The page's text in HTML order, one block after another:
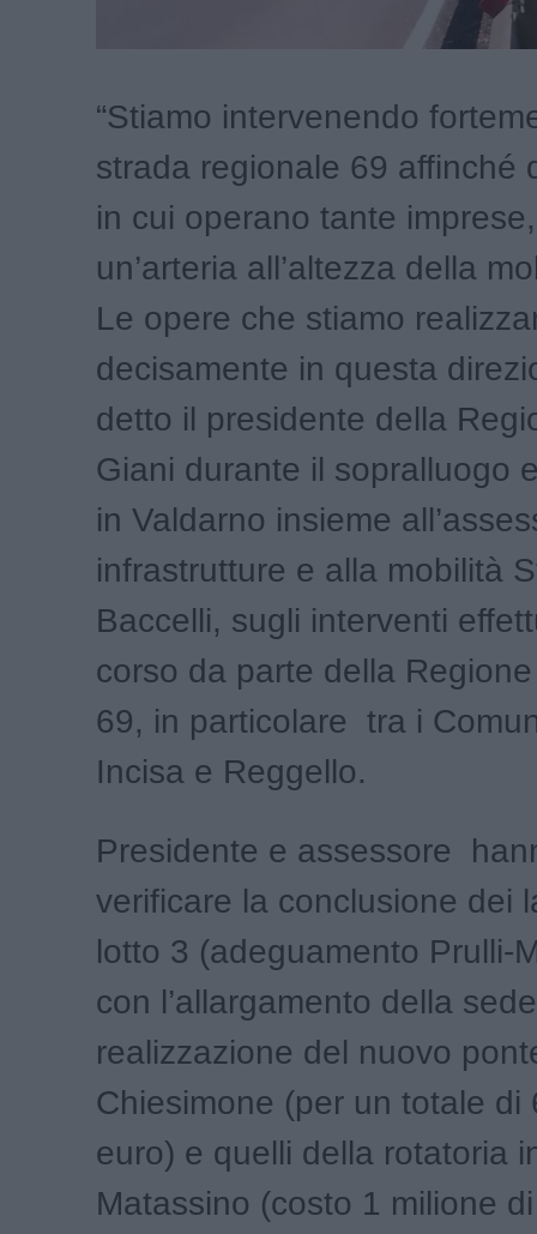
“Stiamo intervenendo
strada regionale 69 affinché
in cui operano tante
un’arteria all’altezza della
Le opere che stiamo
decisamente in questa
detto il presidente della
Giani durante il sopralluogo
in Valdarno insieme
infrastrutture e alla mobilità
Baccelli, sugli interventi
corso da parte della
69, in particolare tra i
Incisa e Reggello.
Presidente e assessore
verificare la conclusione dei
lotto 3 (adeguamento Prulli-
con l’allargamento della
realizzazione del nuovo
Chiesimone (per un totale di
euro) e quelli della rotatoria
Matassino (costo 1 milione